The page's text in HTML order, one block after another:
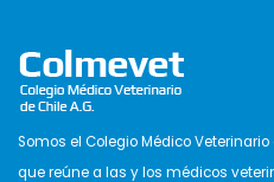
Somos el Colegio Médico
que reúne a las y los médicos